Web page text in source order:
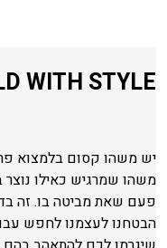
WITH STYLE
יש משהו קסום בלמצוא
משהו שמרגיש כאילו
פעם שאת מביטה בו. זה
הבטחנו לעצמנו לחפש